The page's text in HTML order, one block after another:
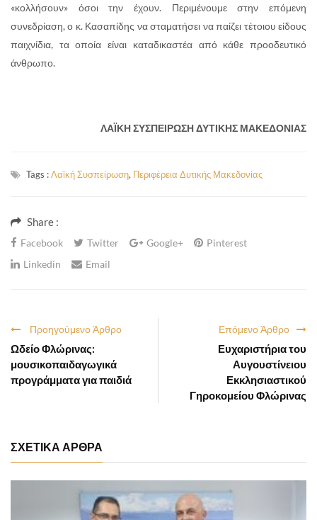
«κολλήσουν» όσοι την έχουν. Περιμένουμε στην επόμενη
συνεδρίαση, ο κ. Κασαπίδης να σταματήσει να παίζει τέτοιου είδους
παιχνίδια, τα οποία είναι καταδικαστέα από κάθε προοδευτικό
άνθρωπο.
ΛΑΪΚΗ ΣΥΣΠΕΙΡΩΣΗ ΔΥΤΙΚΗΣ ΜΑΚΕΔΟΝΙΑΣ
Tags :Λαϊκή Συσπείρωση, Περιφέρεια Δυτικής Μακεδονίας
Share :
Facebook Twitter Google+
Pinterest
Linkedin
Email
Επόμενο Άρθρο
Ευχαριστήρια του
Αυγουστίνειου
Εκκλησιαστικού
Γηροκομείου Φλώρινας
Προηγούμενο Άρθρο
Ωδείο Φλώρινας:
μουσικοπαιδαγωγικά
προγράμματα για παιδιά
ΣΧΕΤΙΚΑ ΑΡΘΡΑ